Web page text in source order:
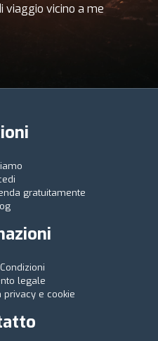
viaggio vicino a me
gratuitamente
legale
e cookie